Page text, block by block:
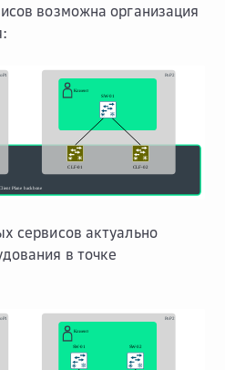
возможна организация
сервисов актуально
в точке